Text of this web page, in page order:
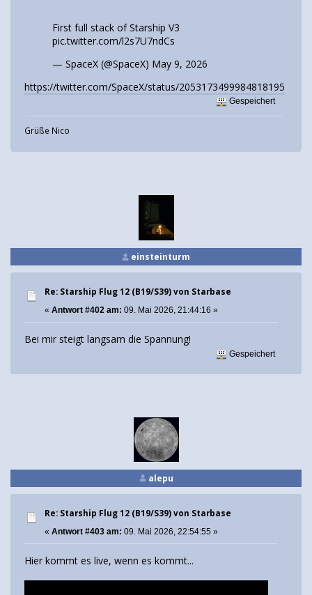
First full stack of Starship V3
pic.twitter.com/l2s7U7ndCs
— SpaceX (@SpaceX) May 9, 2026
https://twitter.com/SpaceX/status/2053173499984818195
Gespeichert
Grüße Nico
einsteinturm
Re: Starship Flug 12 (B19/S39) von Starbase
« Antwort #402 am: 09. Mai 2026, 21:44:16 »
Bei mir steigt langsam die Spannung!
Gespeichert
alepu
Re: Starship Flug 12 (B19/S39) von Starbase
« Antwort #403 am: 09. Mai 2026, 22:54:55 »
Hier kommt es live, wenn es kommt...